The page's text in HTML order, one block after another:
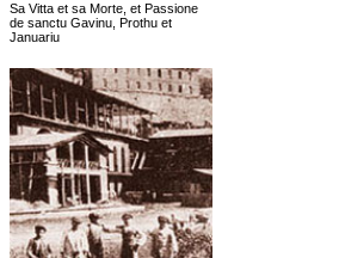
Sa Vitta et sa Morte, et Passione
de sanctu Gavinu, Prothu et
Januariu